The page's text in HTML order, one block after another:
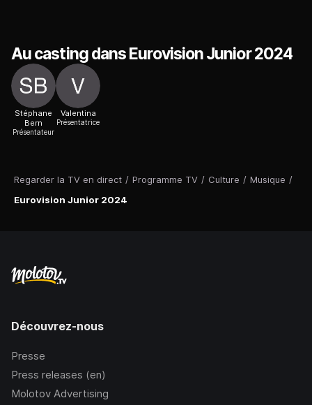
Regarder la TV en direct / Programme TV / Culture / Musique /
Eurovision Junior 2024
Au casting dans Eurovision Junior 2024
Stéphane
Bern
Présentateur
Valentina
Présentatrice
Découvrez-nous
Presse
Press releases (en)
Molotov Advertising